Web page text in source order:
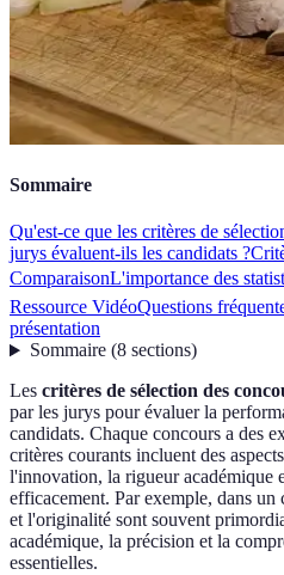
Sommaire
Qu'est-ce que les critères de
jurys évaluent-ils les candidats ?
ComparaisonL'importance des
Ressource VidéoQuestions
présentation
Sommaire(8 sections)
Les critères de sélection des
par les jurys pour évaluer la
candidats. Chaque concours a des
critères courants incluent des
l'innovation, la rigueur académique
efficacement. Par exemple, dans
et l'originalité sont souvent
académique, la précision et la
essentielles.